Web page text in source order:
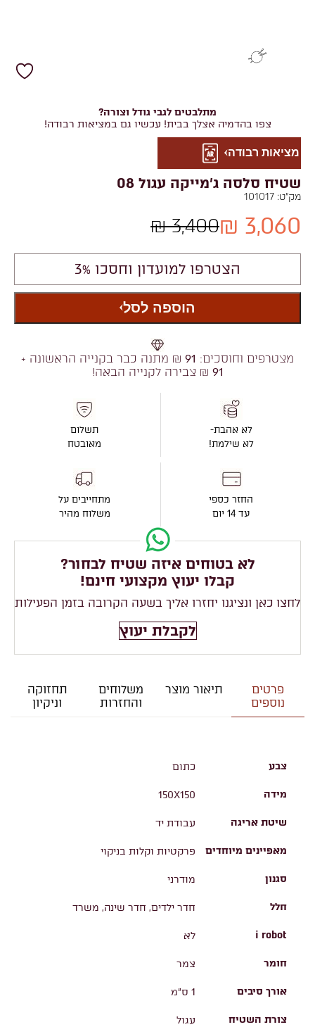
שטיח סלסה ג'מייקה עגול 08
מק"ט: 101017
3,400 ₪ 3,060 ₪
הצטרפו למועדון וחסכו 3%
הוספה לסל
מצטרפים וחוסכים: 91 ₪ מתנה כבר בקנייה הראשונה +
91 ₪ צבירה לקנייה הבאה!
לא אהבת-
לא שילמת!
החזר כספי
עד 14 יום
תשלום
מאובטח
מתחייבים על
משלוח מהיר
לא בטוחים איזה שטיח לבחור?
קבלו יעוץ מקצועי חינם!
לחצו כאן ונציגנו יחזרו אליך בשעה הקרובה בזמן הפעילות
לקבלת יעוץ
מתלבטים לגבי גודל וצורה?
צפו בהדמיה אצלך בבית! עכשיו גם במציאות רבודה!
מציאות רבודה
פרטים
נוספים
תיאור מוצר
משלוחים
והחזרות
תחזוקה
וניקיון
צבע כתום
מידה 150X150
שיטת אריגה עבודת יד
מאפיינים מיוחדים פרקטיות וקלות בניקוי
סגנון מודרני
חלל חדר ילדים, חדר שינה, משרד
i robot לא
חומר צמר
אורך סיבים 1 ס"מ
צורת השטיח עגול